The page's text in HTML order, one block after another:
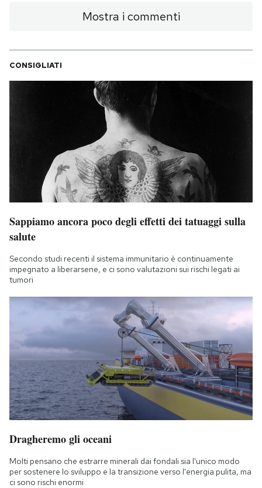
Mostra i commenti
CONSIGLIATI
Sappiamo ancora poco degli effetti dei tatuaggi sulla
salute
Secondo studi recenti il sistema immunitario è continuamente
impegnato a liberarsene, e ci sono valutazioni sui rischi legati ai
tumori
Dragheremo gli oceani
Molti pensano che estrarre minerali dai fondali sia l'unico modo
per sostenere lo sviluppo e la transizione verso l'energia pulita, ma
ci sono rischi enormi